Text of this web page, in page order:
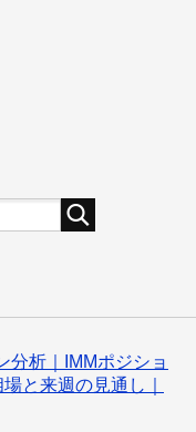
分析｜IMMポジショ
と来週の見通し｜